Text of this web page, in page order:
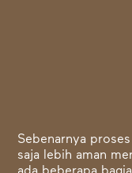
Sebenarnya
saja lebih aman